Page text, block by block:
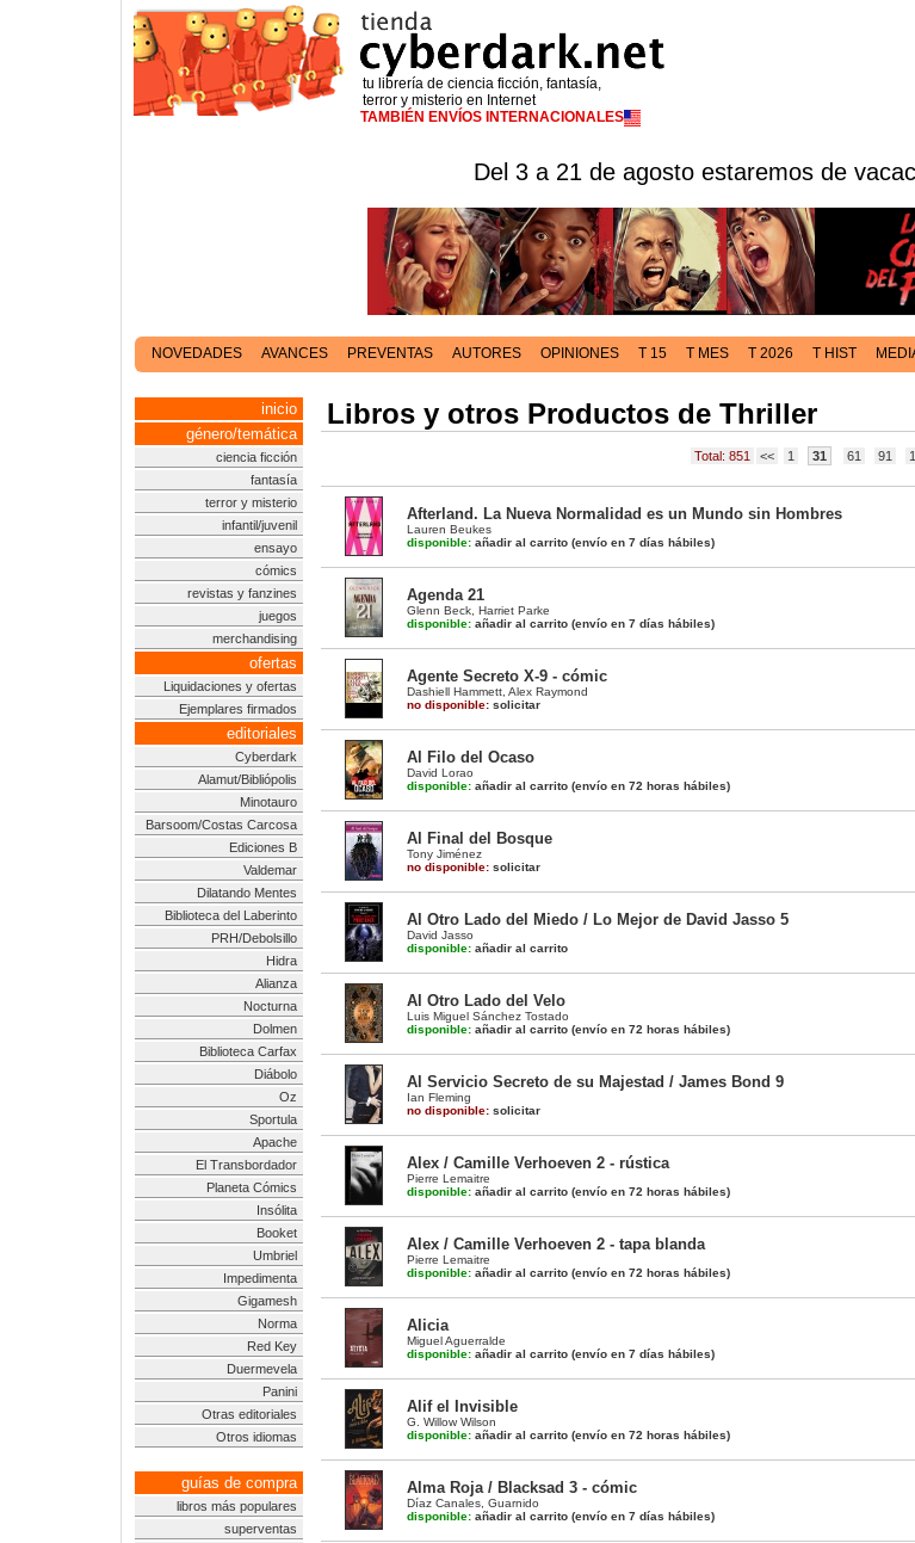
tu librería de ciencia ficción, fantasía,
terror y misterio en Internet
TAMBIÉN ENVÍOS INTERNACIONALES
Del 3 a 21 de agosto estaremos de
NOVEDADES AVANCES PREVENTAS AUTORES OPINIONES T 15 T MES T 2026 T HIST
inicio
género/temática
ciencia ficción
fantasía
terror y misterio
infantil/juvenil
ensayo
cómics
revistas y fanzines
juegos
merchandising
ofertas
Liquidaciones y ofertas
Ejemplares firmados
editoriales
Cyberdark
Alamut/Bibliópolis
Minotauro
Barsoom/Costas Carcosa
Ediciones B
Valdemar
Dilatando Mentes
Biblioteca del Laberinto
PRH/Debolsillo
Hidra
Alianza
Nocturna
Dolmen
Biblioteca Carfax
Diábolo
Oz
Sportula
Apache
El Transbordador
Planeta Cómics
Insólita
Booket
Umbriel
Impedimenta
Gigamesh
Norma
Red Key
Duermevela
Panini
Otras editoriales
Otros idiomas
guías de compra
libros más populares
superventas
Libros y otros Productos de Thriller
Total: 851 << 1 31 61 91
Afterland. La Nueva Normalidad es un Mundo sin Hombres
Lauren Beukes
disponible: añadir al carrito (envío en 7 días hábiles)
Agenda 21
Glenn Beck Harriet Parke
disponible: añadir al carrito (envío en 7 días hábiles)
Agente Secreto X-9 - cómic
Dashiell Hammett Alex Raymond
no disponible: solicitar
Al Filo del Ocaso
David Lorao
disponible: añadir al carrito (envío en 72 horas hábiles)
Al Final del Bosque
Tony Jiménez
no disponible: solicitar
Al Otro Lado del Miedo / Lo Mejor de David Jasso 5
David Jasso
disponible: añadir al carrito
Al Otro Lado del Velo
Luis Miguel Sánchez Tostado
disponible: añadir al carrito (envío en 72 horas hábiles)
Al Servicio Secreto de su Majestad / James Bond 9
Ian Fleming
no disponible: solicitar
Alex / Camille Verhoeven 2 - rústica
Pierre Lemaitre
disponible: añadir al carrito (envío en 72 horas hábiles)
Alex / Camille Verhoeven 2 - tapa blanda
Pierre Lemaitre
disponible: añadir al carrito (envío en 72 horas hábiles)
Alicia
Miguel Aguerralde
disponible: añadir al carrito (envío en 7 días hábiles)
Alif el Invisible
G. Willow Wilson
disponible: añadir al carrito (envío en 72 horas hábiles)
Alma Roja / Blacksad 3 - cómic
Díaz Canales Guarnido
disponible: añadir al carrito (envío en 7 días hábiles)